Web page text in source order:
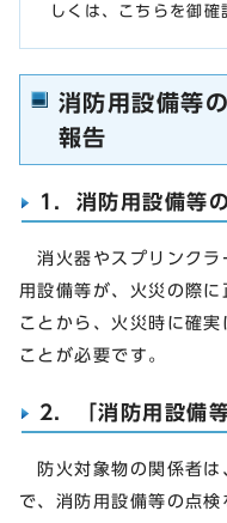
しくは、こちらを御確
消防用設備等
報告
1．消防用設備等
消火器やスプリンクラ
用設備等が、火災の際
ことから、火災時に確
ことが必要です。
2．「消防用設備
防火対象物の関係者は
で、消防用設備等の点